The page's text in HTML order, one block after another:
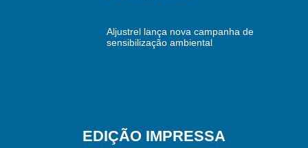
Aljustrel lança nova campanha de
sensibilização ambiental
EDIÇÃO IMPRESSA